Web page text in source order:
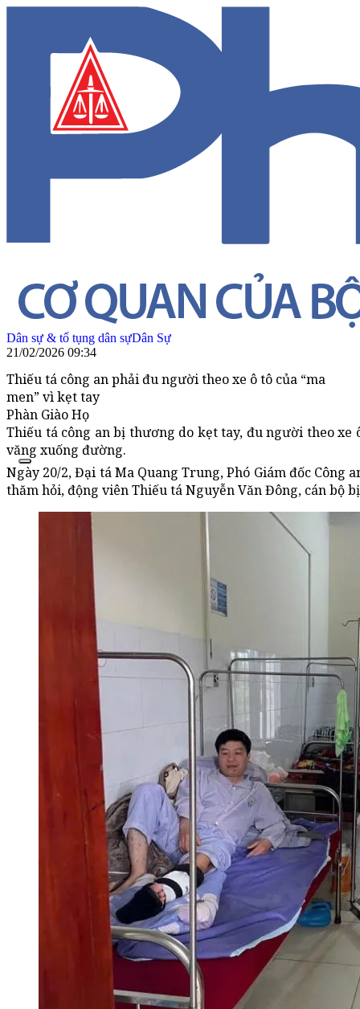
Dân sự & tố tụng dân sựDân Sự
21/02/2026 09:34
Thiếu tá công an phải đu người theo xe ô tô của “ma
men” vì kẹt tay
Phàn Giào Họ
Thiếu tá công an bị thương do kẹt tay, đu người theo
văng xuống đường.
Ngày 20/2, Đại tá Ma Quang Trung, Phó Giám đốc
thăm hỏi, động viên Thiếu tá Nguyễn Văn Đông, cán bộ